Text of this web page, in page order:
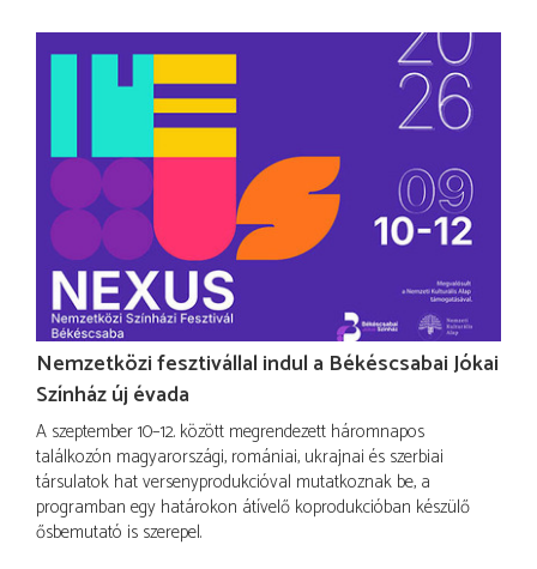
Nemzetközi fesztivállal indul a Békéscsabai Jókai
Színház új évada
A szeptember 10–12. között megrendezett háromnapos
találkozón magyarországi, romániai, ukrajnai és szerbiai
társulatok hat versenyprodukcióval mutatkoznak be, a
programban egy határokon átívelő koprodukcióban készülő
ősbemutató is szerepel.